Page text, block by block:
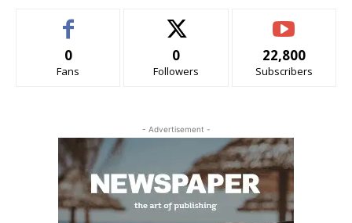
0
Fans
0
Followers
22,800
Subscribers
- Advertisement -